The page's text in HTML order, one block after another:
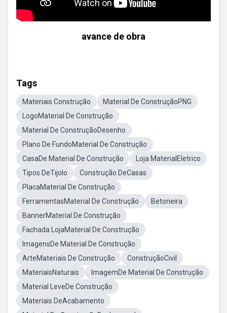
avance de obra
Tags
Materiais Construção
Material De ConstruçãoPNG
LogoMaterial De Construção
Material De ConstruçãoDesenho
Plano De FundoMaterial De Construção
CasaDe Material De Construção
Loja MaterialEletrico
Tipos DeTijolo
Construção DeCasas
PlacaMaterial De Construção
FerramentasMaterial De Construção
Betoneira
BannerMaterial De Construção
Fachada LojaMaterial De Construção
ImagensDe Material De Construção
ArteMateriais De Construção
ConstruçãoCivil
MateriaisNaturais
ImagemDe Material De Construção
Material LeveDe Construção
Materiais DeAcabamento